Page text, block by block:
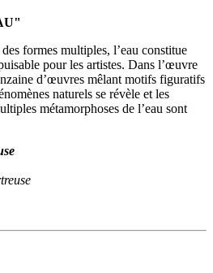
formes multiples, l’eau constitue
pour les artistes. Dans l’œuvre
d’œuvres mêlant motifs figuratifs
naturels se révèle et les
métamorphoses de l’eau sont